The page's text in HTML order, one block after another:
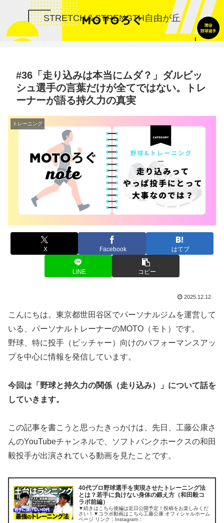
STRETCH＆STRENGTH自由が丘
#36「走り込みは本当にムダ？」ダルビッ
シュ選手の言葉だけが全てではない。トレ
ーナーが語る持久力の真実
トレーニング
X Facebook はてブ
LINE コピー
2025.12.12
こんにちは。東京都世田谷区でパーソナルジムを運営して
いる、パーソナルトレーナーのMOTO（モト）です。
野球、特に投手（ピッチャー）向けのパフォーマンスアッ
プを中心に情報を発信しています。
今回は「野球と持久力の関係（走り込み）」について話を
していきます。
この記事を書こうと思ったきっかけは、先日、工藤公康さ
んのYouTubeチャンネルで、ソフトバンクホークスの和田
毅投手が出演されている動画を見たことです。
40代プロ野球選手を実現させたトレーニング法
とは？若手に負けない身体の鍛え方（和田毅コ
ラボ前編）
▼続きはこちら後編は近日公開予定！投稿をお楽しみくだ
さい！▼コラボ動画はこちら工藤公康 オフィシャルホーム
ページ リンク：Instagram：